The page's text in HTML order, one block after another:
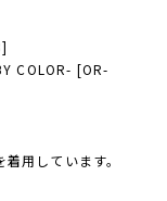
COLOR- [OR-
用しています。